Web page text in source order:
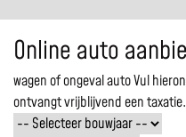
Online auto
wagen of ongeval autoVul
ontvangt vrijblijvend een taxatie.